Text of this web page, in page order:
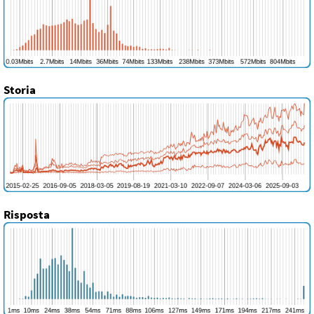
Storia
Risposta